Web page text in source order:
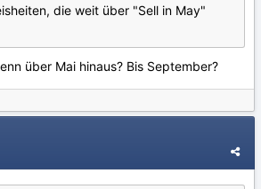
die weit über "Sell in May"
über Mai hinaus? Bis September?